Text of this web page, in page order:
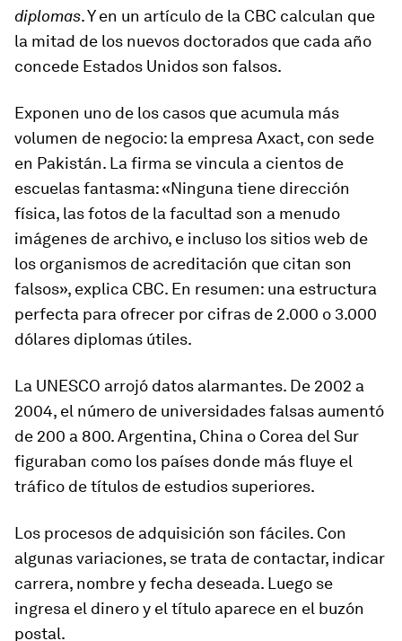
diplomas. Y en un artículo de la CBC calculan que
la mitad de los nuevos doctorados que cada año
concede Estados Unidos son falsos.
Exponen uno de los casos que acumula más
volumen de negocio: la empresa Axact, con sede
en Pakistán. La firma se vincula a cientos de
escuelas fantasma: «Ninguna tiene dirección
física, las fotos de la facultad son a menudo
imágenes de archivo, e incluso los sitios web de
los organismos de acreditación que citan son
falsos», explica CBC. En resumen: una estructura
perfecta para ofrecer por cifras de 2.000 o 3.000
dólares diplomas útiles.
La UNESCO arrojó datos alarmantes. De 2002 a
2004, el número de universidades falsas aumentó
de 200 a 800. Argentina, China o Corea del Sur
figuraban como los países donde más fluye el
tráfico de títulos de estudios superiores.
Los procesos de adquisición son fáciles. Con
algunas variaciones, se trata de contactar, indicar
carrera, nombre y fecha deseada. Luego se
ingresa el dinero y el título aparece en el buzón
postal.